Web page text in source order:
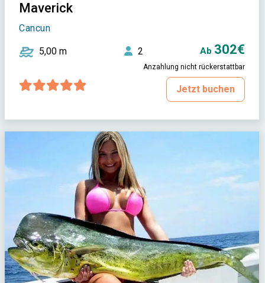
Maverick
Cancun
5,00 m 2 Ab 302€
Anzahlung nicht rückerstattbar
Jetzt buchen